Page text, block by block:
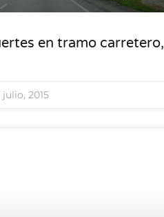
en tramo carretero,
julio, 2015